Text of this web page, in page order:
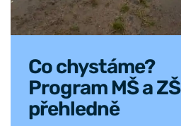
Co chystáme?
Program MŠ a ZŠ
přehledně